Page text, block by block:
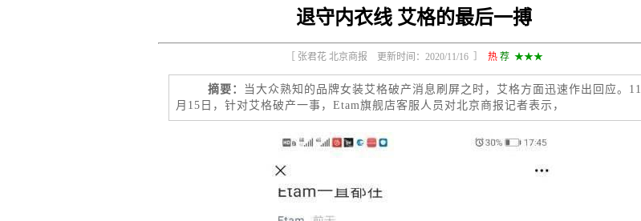
退守内衣线 艾格的最后一搏
［ 张君花 北京商报 更新时间：2020/11/16 ］ 热 荐 ★★★
摘要：
当大众熟知的品牌女装艾格破产消息刷屏之时，艾格方面迅速作出回应。11
月15日，针对艾格破产一事，Etam旗舰店客服人员对北京商报记者表示，